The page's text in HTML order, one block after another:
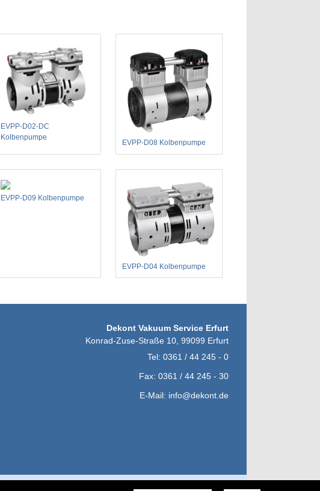
EVPP-D02-DC
Kolbenpumpe
EVPP-D08 Kolbenpumpe
EVPP-D09 Kolbenpumpe
EVPP-D04 Kolbenpumpe
Dekont Vakuum Service Erfurt
Konrad-Zuse-Straße 10 99099 Erfurt
Tel: 0361 / 44 245 - 0
Fax: 0361 / 44 245 - 30
E-Mail: info@dekont.de